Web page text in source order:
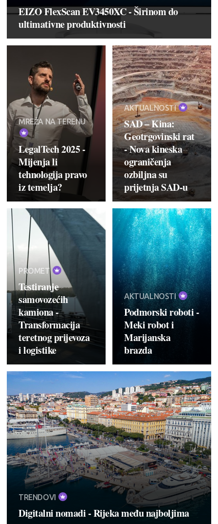
EIZO FlexScan EV3450XC - Širinom do
ultimativne produktivnosti
MREŽA NA TERENU
LegalTech 2025 -
Mijenja li
tehnologija pravo
iz temelja?
AKTUALNOSTI
SAD – Kina:
Geotrgovinski rat
- Nova kineska
ograničenja
ozbiljna su
prijetnja SAD-u
PROMET
Testiranje
samovozećih
kamiona -
Transformacija
teretnog prijevoza
i logistike
AKTUALNOSTI
Podmorski roboti -
Meki robot i
Marijanska
brazda
TRENDOVI
Digitalni nomadi - Rijeka među najboljima